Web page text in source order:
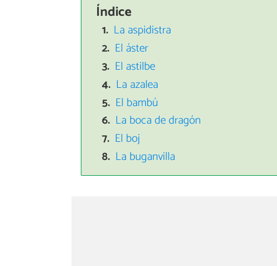
Índice
La aspidistra
El áster
El astilbe
La azalea
El bambú
La boca de dragón
El boj
La buganvilla